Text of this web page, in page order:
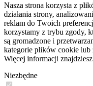
Nasza strona korzysta z
działania strony,
reklam do Twoich
korzystamy z trybu zgody,
są gromadzone i
kategorie plików cookie lub
Więcej informacji
Niezbędne